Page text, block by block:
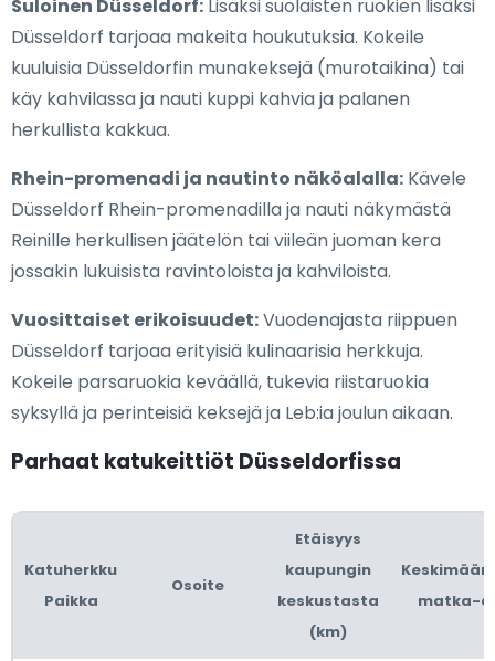
Suloinen Düsseldorf: Lisäksi suolaisten ruokien lisäksi
Düsseldorf tarjoaa makeita houkutuksia. Kokeile
kuuluisia Düsseldorfin munakeksejä (murotaikina) tai
käy kahvilassa ja nauti kuppi kahvia ja palanen
herkullista kakkua.
Rhein-promenadi ja nautinto näköalalla: Kävele
Düsseldorf Rhein-promenadilla ja nauti näkymästä
Reinille herkullisen jäätelön tai viileän juoman kera
jossakin lukuisista ravintoloista ja kahviloista.
Vuosittaiset erikoisuudet:Vuodenajasta riippuen
Düsseldorf tarjoaa erityisiä kulinaarisia herkkuja.
Kokeile parsaruokia keväällä, tukevia riistaruokia
syksyllä ja perinteisiä keksejä ja Leb:ia joulun aikaan.
Parhaat katukeittiöt Düsseldorfissa
Katuherkku
Paikka
Osoite
Etäisyys
kaupungin
keskustasta
(km)
matka-